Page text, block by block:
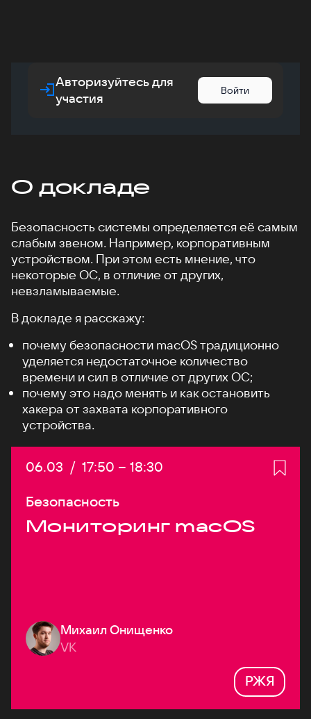
Авторизуйтесь для
участия
Войти
О докладе
Безопасность системы определяется её самым
слабым звеном. Например, корпоративным
устройством. При этом есть мнение, что
некоторые ОС, в отличие от других,
невзламываемые.
В докладе я расскажу:
почему безопасности macOS традиционно
уделяется недостаточное количество
времени и сил в отличие от других ОС;
почему это надо менять и как остановить
хакера от захвата корпоративного
устройства.
Дата:
06.03 / Начало:
17:50 – Конец:
18:30
Безопасность
Мониторинг macOS
Михаил Онищенко
VK
РЖЯ